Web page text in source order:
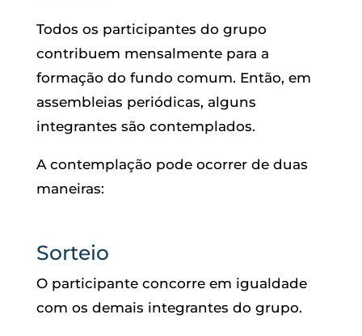
Todos os participantes do grupo
contribuem mensalmente para a
formação do fundo comum. Então, em
assembleias periódicas, alguns
integrantes são contemplados.
A contemplação pode ocorrer de duas
maneiras:
Sorteio
O participante concorre em igualdade
com os demais integrantes do grupo.